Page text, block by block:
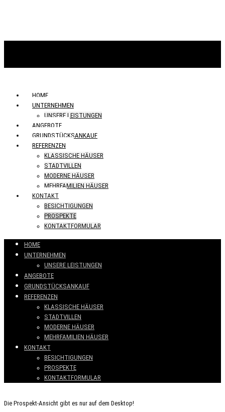
HOME
UNTERNEHMEN
UNSERE LEISTUNGEN
ANGEBOTE
GRUNDSTÜCKSANKAUF
REFERENZEN
KLASSISCHE HÄUSER
STADTVILLEN
MODERNE HÄUSER
MEHRFAMILIEN HÄUSER
KONTAKT
BESICHTIGUNGEN
PROSPEKTE
KONTAKTFORMULAR
HOME
UNTERNEHMEN
UNSERE LEISTUNGEN
ANGEBOTE
GRUNDSTÜCKSANKAUF
REFERENZEN
KLASSISCHE HÄUSER
STADTVILLEN
MODERNE HÄUSER
MEHRFAMILIEN HÄUSER
KONTAKT
BESICHTIGUNGEN
PROSPEKTE
KONTAKTFORMULAR
Die Prospekt-Ansicht gibt es nur auf dem Desktop!